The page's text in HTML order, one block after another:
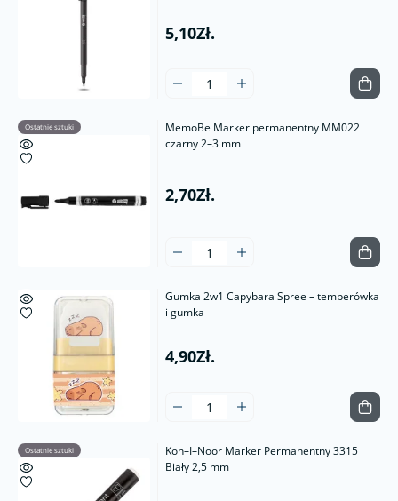
5,10Zł.
Ostatnie sztuki
MemoBe Marker permanentny MM022
czarny 2–3 mm
2,70Zł.
Gumka 2w1 Capybara Spree – temperówka
i gumka
4,90Zł.
Ostatnie sztuki
Koh–I–Noor Marker Permanentny 3315
Biały 2,5 mm